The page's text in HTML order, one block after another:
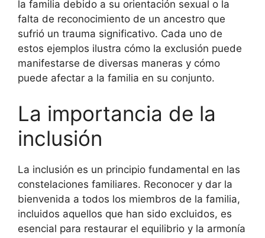
la familia debido a su orientación sexual o la
falta de reconocimiento de un ancestro que
sufrió un trauma significativo. Cada uno de
estos ejemplos ilustra cómo la exclusión puede
manifestarse de diversas maneras y cómo
puede afectar a la familia en su conjunto.
La importancia de la
inclusión
La inclusión es un principio fundamental en las
constelaciones familiares. Reconocer y dar la
bienvenida a todos los miembros de la familia,
incluidos aquellos que han sido excluidos, es
esencial para restaurar el equilibrio y la armonía